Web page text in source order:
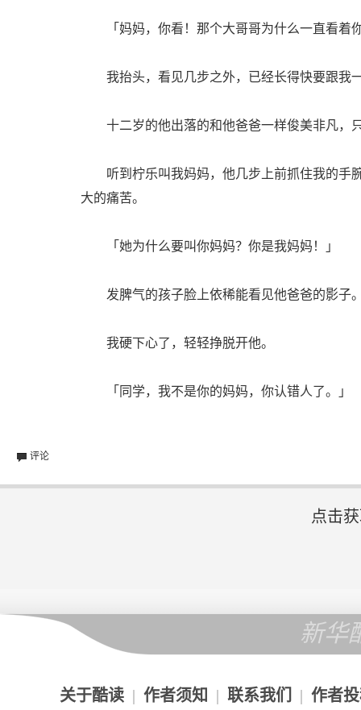
「妈妈，你看！那个大哥哥为什么一直看着
我抬头，看见几步之外，已经长得快要跟我
十二岁的他出落的和他爸爸一样俊美非凡，
听到柠乐叫我妈妈，他几步上前抓住我的手
大的痛苦。
「她为什么要叫你妈妈？你是我妈妈！」
发脾气的孩子脸上依稀能看见他爸爸的影子
我硬下心了，轻轻挣脱开他。
「同学，我不是你的妈妈，你认错人了。」
评论
点击
新华
关于酷读 | 作者须知 | 联系我们 | 作者